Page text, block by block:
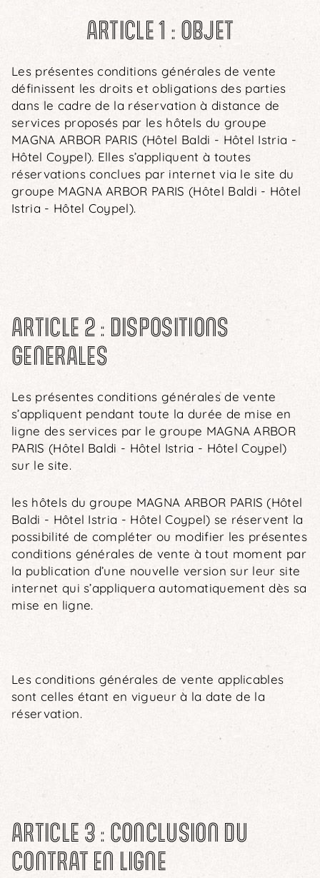
ARTICLE 1 : OBJET
Les présentes conditions générales de vente
définissent les droits et obligations des parties
dans le cadre de la réservation à distance de
services proposés par les hôtels du groupe
MAGNA ARBOR PARIS (Hôtel Baldi - Hôtel Istria -
Hôtel Coypel). Elles s’appliquent à toutes
réservations conclues par internet via le site du
groupe MAGNA ARBOR PARIS (Hôtel Baldi - Hôtel
Istria - Hôtel Coypel).
ARTICLE 2 : DISPOSITIONS
GENERALES
Les présentes conditions générales de vente
s’appliquent pendant toute la durée de mise en
ligne des services par le groupe MAGNA ARBOR
PARIS (Hôtel Baldi - Hôtel Istria - Hôtel Coypel)
sur le site.
les hôtels du groupe MAGNA ARBOR PARIS (Hôtel
Baldi - Hôtel Istria - Hôtel Coypel) se réservent la
possibilité de compléter ou modifier les présentes
conditions générales de vente à tout moment par
la publication d’une nouvelle version sur leur site
internet qui s’appliquera automatiquement dès sa
mise en ligne.
Les conditions générales de vente applicables
sont celles étant en vigueur à la date de la
réservation.
ARTICLE 3 : CONCLUSION DU
CONTRAT EN LIGNE